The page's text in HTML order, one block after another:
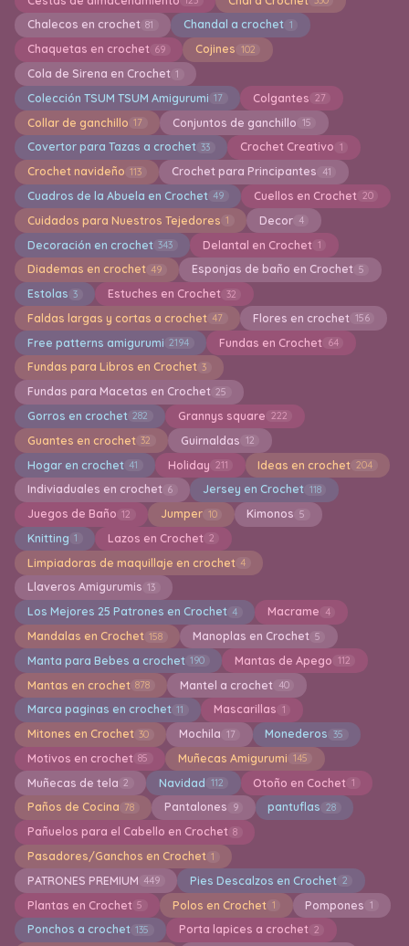
Chalecos en crochet 81 Chandal a crochet 1
Chaquetas en crochet 69 Cojines 102
Cola de Sirena en Crochet 1
Colección TSUM TSUM Amigurumi 17 Colgantes 27
Collar de ganchillo 17 Conjuntos de ganchillo 15
Covertor para Tazas a crochet 33 Crochet Creativo 1
Crochet navideño 113 Crochet para Principantes 41
Cuadros de la Abuela en Crochet 49 Cuellos en Crochet 20
Cuidados para Nuestros Tejedores 1 Decor 4
Decoración en crochet 343 Delantal en Crochet 1
Diademas en crochet 49 Esponjas de baño en Crochet 5
Estolas 3 Estuches en Crochet 32
Faldas largas y cortas a crochet 47 Flores en crochet 156
Free patterns amigurumi 2194 Fundas en Crochet 64
Fundas para Libros en Crochet 3
Fundas para Macetas en Crochet 25
Gorros en crochet 282 Grannys square 222
Guantes en crochet 32 Guirnaldas 12
Hogar en crochet 41 Holiday 211 Ideas en crochet 204
Indiviaduales en crochet 6 Jersey en Crochet 118
Juegos de Baño 12 Jumper 10 Kimonos 5
Knitting 1 Lazos en Crochet 2
Limpiadoras de maquillaje en crochet 4
Llaveros Amigurumis 13
Los Mejores 25 Patrones en Crochet 4 Macrame 4
Mandalas en Crochet 158 Manoplas en Crochet 5
Manta para Bebes a crochet 190 Mantas de Apego 112
Mantas en crochet 878 Mantel a crochet 40
Marca paginas en crochet 11 Mascarillas 1
Mitones en Crochet 30 Mochila 17 Monederos 35
Motivos en crochet 85 Muñecas Amigurumi 145
Muñecas de tela 2 Navidad 112 Otoño en Cochet 1
Paños de Cocina 78 Pantalones 9 pantuflas 28
Pañuelos para el Cabello en Crochet 8
Pasadores/Ganchos en Crochet 1
PATRONES PREMIUM 449 Pies Descalzos en Crochet 2
Plantas en Crochet 5 Polos en Crochet 1 Pompones 1
Ponchos a crochet 135 Porta lapices a crochet 2